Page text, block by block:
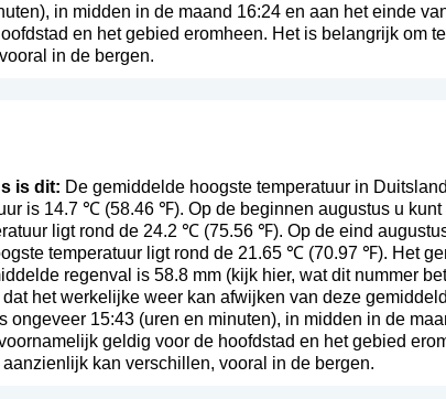
in midden in de maand 16:24 en aan het einde
en het gebied eromheen. Het is belangrijk om
in de bergen.
is dit: De gemiddelde hoogste temperatuur in
is 14.7 ℃ (58.46 ℉). Op de beginnen augustus u kunt
ligt rond de 24.2 ℃ (75.56 ℉). Op de eind
temperatuur ligt rond de 21.65 ℃ (70.97 ℉). Het
regenval is 58.8 mm (kijk hier, wat dit nummer
het werkelijke weer kan afwijken van deze
15:43 (uren en minuten), in midden in de
geldig voor de hoofdstad en het gebied
kan verschillen, vooral in de bergen.